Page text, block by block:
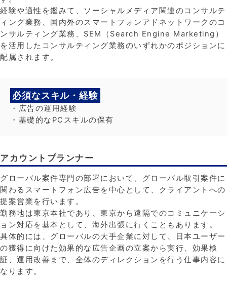
経験や適性を鑑みて、ソーシャルメディア関連のコンサルテ
ィング業務、国内外のスマートフォンアドネットワークのコ
ンサルティング業務、SEM（Search Engine Marketing）
を活用したコンサルティング業務のいずれかのポジションに
配属されます。
必須なスキル・経験
・広告の運用経験
・基礎的なPCスキルの保有
アカウントプランナー
グローバル案件専門の部署において、グローバル取引案件に
関わるスマートフォン広告を中心として、クライアントへの
提案営業を行います。
勤務地は東京本社であり、東京から遠隔でのコミュニケーシ
ョン対応を基本として、海外出張に行くこともあります。
具体的には、グローバルの大手企業に対して、日本ユーザー
の獲得に向けた効果的な広告企画の立案から実行、効果検
証、運用改善まで、全体のディレクションを行う仕事内容に
なります。